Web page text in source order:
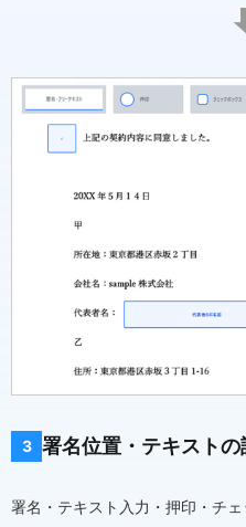
3 署名位置・テキストの
署名・テキスト入力・押印・チ